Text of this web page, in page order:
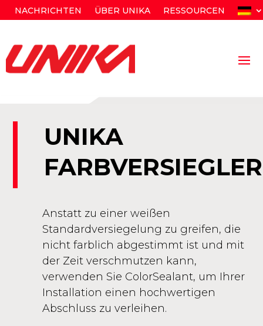
NACHRICHTEN ÜBER UNIKA RESSOURCEN
UNIKA
FARBVERSIEGLER
Anstatt zu einer weißen
Standardversiegelung zu greifen, die
nicht farblich abgestimmt ist und mit
der Zeit verschmutzen kann,
verwenden Sie ColorSealant, um Ihrer
Installation einen hochwertigen
Abschluss zu verleihen.